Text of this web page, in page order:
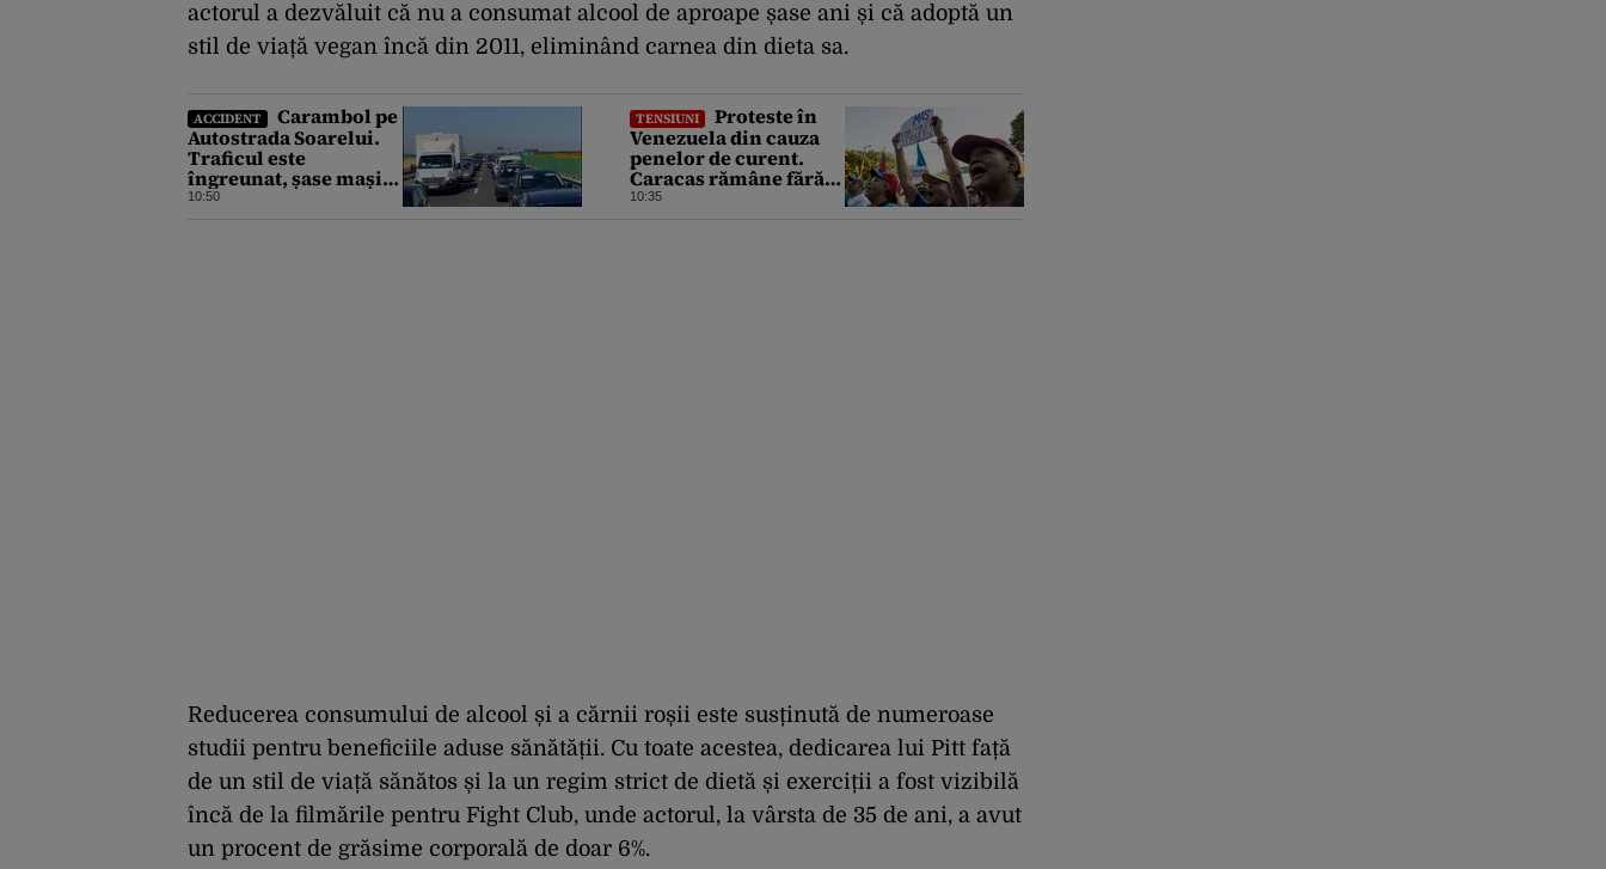
actorul a dezvăluit că nu a consumat alcool de aproape șase ani și că adoptă un
stil de viață vegan încă din 2011, eliminând carnea din dieta sa.
ACCIDENT
Carambol pe
Autostrada Soarelui.
Traficul este
îngreunat, șase mașini
s-au ciocnit
10:50
TENSIUNI
Proteste în
Venezuela din cauza
penelor de curent.
Caracas rămâne fără
electricitate, după ce
10:35
Reducerea consumului de alcool și a cărnii roșii este susținută de numeroase
studii pentru beneficiile aduse sănătății. Cu toate acestea, dedicarea lui Pitt față
de un stil de viață sănătos și la un regim strict de dietă și exerciții a fost vizibilă
încă de la filmările pentru Fight Club, unde actorul, la vârsta de 35 de ani, a avut
un procent de grăsime corporală de doar 6%.